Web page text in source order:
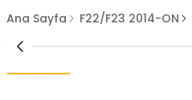
Ana Sayfa F22/F23 2014-ON